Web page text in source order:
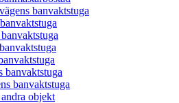
banvaktstuga
banvaktstuga
banvaktstuga
objekt